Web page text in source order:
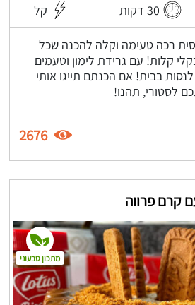
30 דקות קל
רכה טעימה וקלה להכנה שכל
קלות! עם גרידת לימון וטעמים
בבית! אם הכנתם תייגו אותי
לסטורי, תהנו!
2676
קרם פרווה
מתכון טבעוני